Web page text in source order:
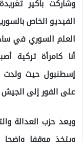
وشاركت باكير
الفيديو الخاص
العلم السوري في
أنا كامرأة تركية
إسطنبول حيث ولدت
على الفور إلى
ويعد حزب العدالة